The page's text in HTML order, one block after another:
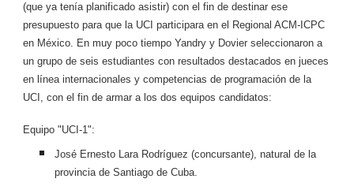
(que ya tenía planificado asistir) con el fin de destinar ese
presupuesto para que la UCI participara en el Regional ACM-ICPC
en México. En muy poco tiempo Yandry y Dovier seleccionaron a
un grupo de seis estudiantes con resultados destacados en jueces
en línea internacionales y competencias de programación de la
UCI, con el fin de armar a los dos equipos candidatos:
Equipo "UCI-1":
José Ernesto Lara Rodríguez (concursante), natural de la
provincia de Santiago de Cuba.